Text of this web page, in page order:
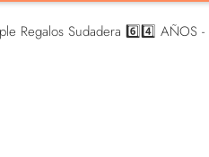
Regalos Sudadera 6️⃣4️⃣ AÑOS